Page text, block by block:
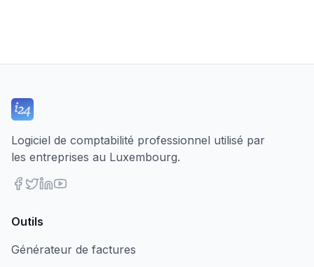
Logiciel de comptabilité professionnel utilisé par
les entreprises au Luxembourg.
Outils
Générateur de factures